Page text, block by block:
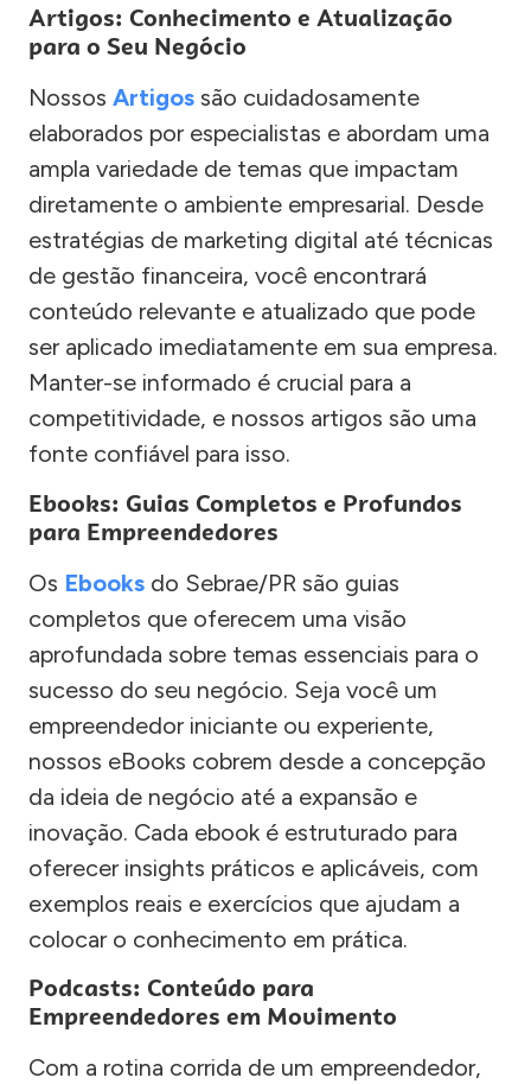
Artigos: Conhecimento e Atualização
para o Seu Negócio
Nossos Artigos são cuidadosamente
elaborados por especialistas e abordam uma
ampla variedade de temas que impactam
diretamente o ambiente empresarial. Desde
estratégias de marketing digital até técnicas
de gestão financeira, você encontrará
conteúdo relevante e atualizado que pode
ser aplicado imediatamente em sua empresa.
Manter-se informado é crucial para a
competitividade, e nossos artigos são uma
fonte confiável para isso.
Ebooks: Guias Completos e Profundos
para Empreendedores
Os Ebooks do Sebrae/PR são guias
completos que oferecem uma visão
aprofundada sobre temas essenciais para o
sucesso do seu negócio. Seja você um
empreendedor iniciante ou experiente,
nossos eBooks cobrem desde a concepção
da ideia de negócio até a expansão e
inovação. Cada ebook é estruturado para
oferecer insights práticos e aplicáveis, com
exemplos reais e exercícios que ajudam a
colocar o conhecimento em prática.
Podcasts: Conteúdo para
Empreendedores em Movimento
Com a rotina corrida de um empreendedor,